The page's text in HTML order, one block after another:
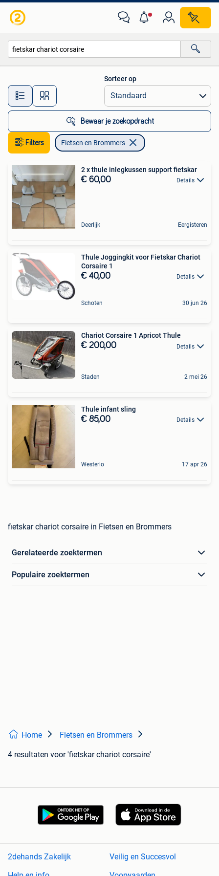
Alle afstanden…
Sorteer op
Bewaar je zoekopdracht
Filters Fietsen en Brommers
2 x thule inlegkussen support fietskar
€ 60,00 Details
Deerlijk Eergisteren
Thule Joggingkit voor Fietskar Chariot
Corsaire 1
€ 40,00 Details
Schoten 30 jun 26
Chariot Corsaire 1 Apricot Thule
€ 200,00 Details
Staden 2 mei 26
Thule infant sling
€ 85,00 Details
Westerlo 17 apr 26
fietskar chariot corsaire in Fietsen en Brommers
Gerelateerde zoektermen
Populaire zoektermen
Home Fietsen en Brommers
4 resultaten voor 'fietskar chariot corsaire'
2dehands Zakelijk
Veilig en Succesvol